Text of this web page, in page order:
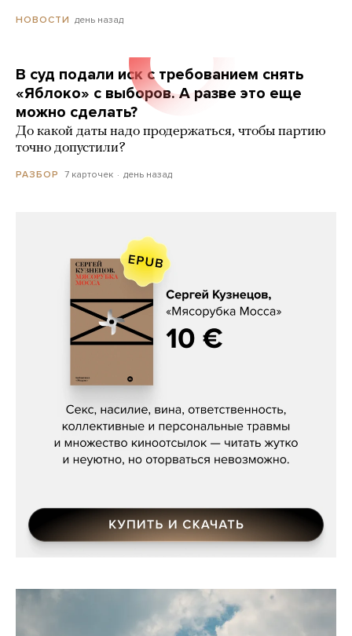
НОВОСТИ день назад
В суд подали иск с требованием снять
«Яблоко» с выборов. А разве это еще
можно сделать?
До какой даты надо продержаться, чтобы партию
точно допустили?
РАЗБОР 7 карточек день назад
Сергей Кузнецов, «Мясорубка